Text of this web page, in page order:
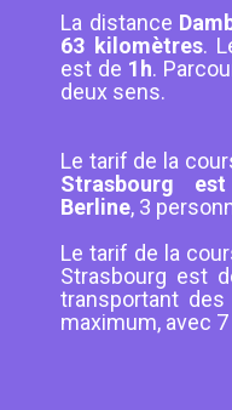
La distance
63 kilomètres.
est de 1h.
deux sens.
Le tarif de la
Strasbourg
Berline, 3
Le tarif de la
Strasbourg est
transportant
maximum, avec